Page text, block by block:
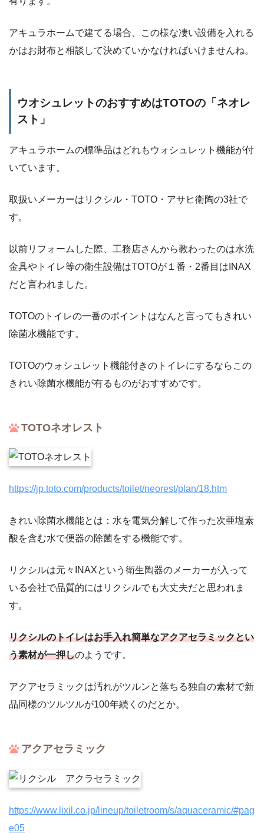
アキュラホームで建てる場合、この様な凄い設備を入れる
かはお財布と相談して決めていかなければいけませんね。
ウオシュレットのおすすめはTOTOの「ネオレ
スト」
アキュラホームの標準品はどれもウォシュレット機能が付
いています。
取扱いメーカーはリクシル・TOTO・アサヒ衛陶の3社で
す。
以前リフォームした際、工務店さんから教わったのは水洗
金具やトイレ等の衛生設備はTOTOが１番・2番目はINAX
だと言われました。
TOTOのトイレの一番のポイントはなんと言ってもきれい
除菌水機能です。
TOTOのウォシュレット機能付きのトイレにするならこの
きれい除菌水機能が有るものがおすすめです。
TOTOネオレスト
https://jp.toto.com/products/toilet/neorest/plan/18.htm
きれい除菌水機能とは：水を電気分解して作った次亜塩素
酸を含む水で便器の除菌をする機能です。
リクシルは元々INAXという衛生陶器のメーカーが入って
いる会社で品質的にはリクシルでも大丈夫だと思われま
す。
リクシルのトイレはお手入れ簡単なアクアセラミックとい
う素材が一押しのようです。
アクアセラミックは汚れがツルンと落ちる独自の素材で新
品同様のツルツルが100年続くのだとか。
アクアセラミック
https://www.lixil.co.jp/lineup/toiletroom/s/aquaceramic/#pag
e05